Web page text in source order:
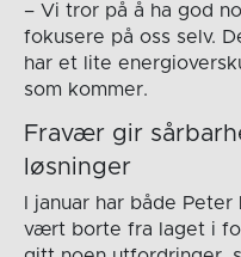
– Vi tror på å ha god
fokusere på oss selv.
har et lite
som kommer.
Fravær gir
løsninger
I januar har både
vært borte fra laget i